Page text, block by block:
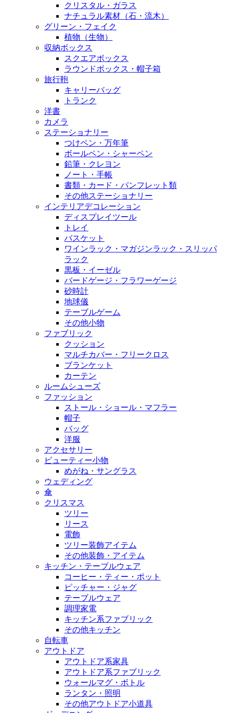
クリスタル・ガラス
ナチュラル素材（石・流木）
グリーン・フェイク
植物（生物）
収納ボックス
スクエアボックス
ラウンドボックス・帽子箱
旅行鞄
キャリーバッグ
トランク
洋書
カメラ
ステーショナリー
つけペン・万年筆
ボールペン・シャーペン
鉛筆・クレヨン
ノート・手帳
書類・カード・パンフレット類
その他ステーショナリー
インテリアデコレーション
ディスプレイツール
トレイ
バスケット
ワインラック・マガジンラック・スリッパ
ラック
黒板・イーゼル
バードゲージ・フラワーゲージ
砂時計
地球儀
テーブルゲーム
その他小物
ファブリック
クッション
マルチカバー・フリークロス
ブランケット
カーテン
ルームシューズ
ファッション
ストール・ショール・マフラー
帽子
バッグ
洋服
アクセサリー
ビューティー小物
めがね・サングラス
ウェディング
傘
クリスマス
ツリー
リース
電飾
ツリー装飾アイテム
その他装飾・アイテム
キッチン・テーブルウェア
コーヒー・ティー・ポット
ピッチャー・ジャグ
テーブルウェア
調理家電
キッチン系ファブリック
その他キッチン
自転車
アウトドア
アウトドア系家具
アウトドア系ファブリック
ウォールマグ・ボトル
ランタン・照明
その他アウトドア小道具